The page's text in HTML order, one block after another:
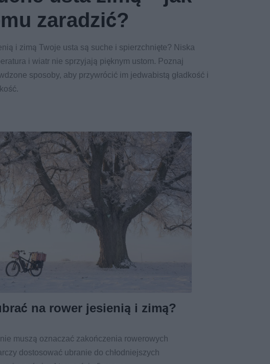
zaradzić?
i zimą Twoje usta są suche i spierzchnięte? Niska
i wiatr nie sprzyjają pięknym ustom. Poznaj
sposoby, aby przywrócić im jedwabistą gładkość i
na rower jesienią i zimą?
muszą oznaczać zakończenia rowerowych
dostosować ubranie do chłodniejszych